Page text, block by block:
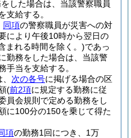
した場合は、当該警察職員
支給する。
同項の警察職員が災害への対
により午後10時から翌日の
まれる時間を除く。)であっ
勤務をした場合は、当該警
手当を支給する。
次の各号に掲げる場合の区
(前2項に規定する勤務に従
員会規則で定める勤務をし
に100分の150を乗じて得た
項の勤務1回につき、1万